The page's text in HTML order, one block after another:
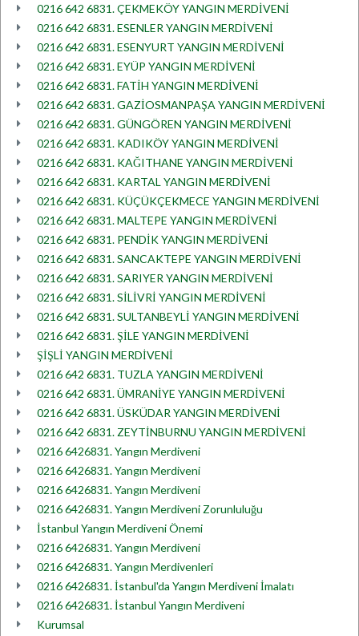
0216 642 6831. ÇEKMEKÖY YANGIN MERDİVENİ
0216 642 6831. ESENLER YANGIN MERDİVENİ
0216 642 6831. ESENYURT YANGIN MERDİVENİ
0216 642 6831. EYÜP YANGIN MERDİVENİ
0216 642 6831. FATİH YANGIN MERDİVENİ
0216 642 6831. GAZİOSMANPAŞA YANGIN MERDİVENİ
0216 642 6831. GÜNGÖREN YANGIN MERDİVENİ
0216 642 6831. KADIKÖY YANGIN MERDİVENİ
0216 642 6831. KAĞITHANE YANGIN MERDİVENİ
0216 642 6831. KARTAL YANGIN MERDİVENİ
0216 642 6831. KÜÇÜKÇEKMECE YANGIN MERDİVENİ
0216 642 6831. MALTEPE YANGIN MERDİVENİ
0216 642 6831. PENDİK YANGIN MERDİVENİ
0216 642 6831. SANCAKTEPE YANGIN MERDİVENİ
0216 642 6831. SARIYER YANGIN MERDİVENİ
0216 642 6831. SİLİVRİ YANGIN MERDİVENİ
0216 642 6831. SULTANBEYLİ YANGIN MERDİVENİ
0216 642 6831. ŞİLE YANGIN MERDİVENİ
ŞİŞLİ YANGIN MERDİVENİ
0216 642 6831. TUZLA YANGIN MERDİVENİ
0216 642 6831. ÜMRANİYE YANGIN MERDİVENİ
0216 642 6831. ÜSKÜDAR YANGIN MERDİVENİ
0216 642 6831. ZEYTİNBURNU YANGIN MERDİVENİ
0216 6426831. Yangın Merdiveni
0216 6426831. Yangın Merdiveni
0216 6426831. Yangın Merdiveni
0216 6426831. Yangın Merdiveni Zorunluluğu
İstanbul Yangın Merdiveni Önemi
0216 6426831. Yangın Merdiveni
0216 6426831. Yangın Merdivenleri
0216 6426831. İstanbul'da Yangın Merdiveni İmalatı
0216 6426831. İstanbul Yangın Merdiveni
Kurumsal